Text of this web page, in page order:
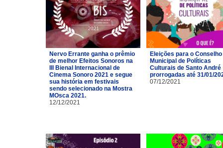
Nervo Errante ganha o prêmio
de melhor Efeitos Sonoros na
III Bienal Internacional de
Cinema Sonoro 2021 e segue
sua história em festivais
sendo selecionado na Mostra
MOsca 2021.
12/12/2021
Eleições para o Conselho
Municipal de Políticas
Culturais de Santo André
prorrogadas até 31/01/
07/12/2021